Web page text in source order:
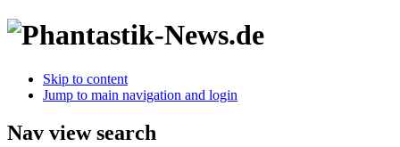
Skip to content
Jump to main navigation and login
Nav view search